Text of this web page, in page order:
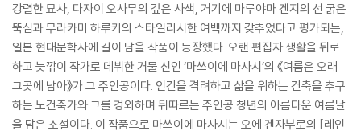
강렬한 묘사, 다자이 오사무의 깊은 사색, 거기에 마루야마 겐지의 선 굵은
뚝심과 무라카미 하루키의 스타일리시한 여백까지 갖추었다고 평가되는,
일본 현대문학사에 길이 남을 작품이 등장했다. 오랜 편집자 생활을 뒤로
하고 늦깎이 작가로 데뷔한 거물 신인 ‘마쓰이에 마사시’의 《여름은 오래
그곳에 남아》가 그 주인공이다. 인간을 격려하고 삶을 위하는 건축을 추구
하는 노건축가와 그를 경외하며 뒤따르는 주인공 청년의 아름다운 여름날
을 담은 소설이다. 이 작품으로 마쓰이에 마사시는 오에 겐자부로의 [레인